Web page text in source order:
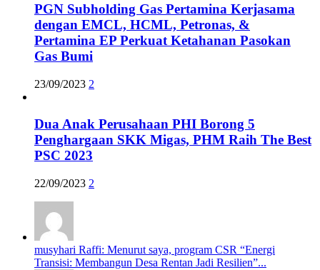
PGN Subholding Gas Pertamina Kerjasama
dengan EMCL, HCML, Petronas, &
Pertamina EP Perkuat Ketahanan Pasokan
Gas Bumi
23/09/2023 2
Dua Anak Perusahaan PHI Borong 5
Penghargaan SKK Migas, PHM Raih The Best
PSC 2023
22/09/2023 2
musyhari Raffi: Menurut saya, program CSR “Energi
Transisi: Membangun Desa Rentan Jadi Resilien”...